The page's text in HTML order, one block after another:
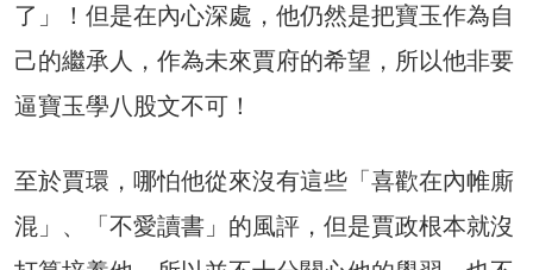
了」！但是在內心深處，他仍然是把寶玉作為自
己的繼承人，作為未來賈府的希望，所以他非要
逼寶玉學八股文不可！
至於賈環，哪怕他從來沒有這些「喜歡在內帷廝
混」、「不愛讀書」的風評，但是賈政根本就沒